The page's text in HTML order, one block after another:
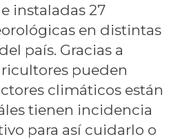
instaladas 27
en distintas
país. Gracias a
pueden
climáticos están
tienen incidencia
para así cuidarlo o